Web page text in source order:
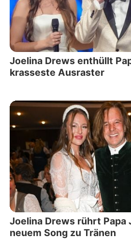
Joelina Drews enthüllt
krasseste Ausraster
Joelina Drews rührt Papa
neuem Song zu Tränen